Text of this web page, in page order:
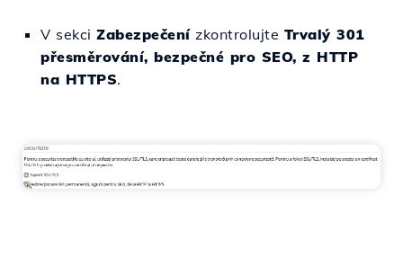
V sekci Zabezpečenízkontrolujte Trvalý 301
přesměrování, bezpečné pro SEO, z HTTP
na HTTPS.